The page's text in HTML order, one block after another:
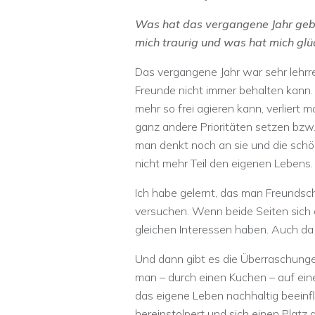
Was hat das vergangene Jahr
mich traurig und was hat mich
Das vergangene Jahr war sehr
Freunde nicht immer behalten
mehr so frei agieren kann, verliert
ganz andere Prioritäten setzen
man denkt noch an sie und die
nicht mehr Teil den eigenen Lebens.
Ich habe gelernt, das man
versuchen. Wenn beide Seiten
gleichen Interessen haben. Auch
Und dann gibt es die
man – durch einen Kuchen – auf
das eigene Leben nachhaltig